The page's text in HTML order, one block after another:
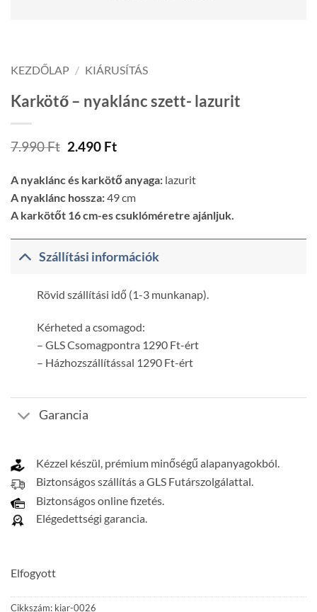
KEZDŐLAP / KIÁRUSÍTÁS
Karkötő – nyaklánc szett- lazurit
7.990Ft Original
was:
7.990 Ft.
2.490 FtCurrent
is:
2.490 Ft.
A nyaklánc és karkötő anyaga: lazurit
A nyaklánc hossza:49 cm
A karkötőt 16 cm-es csuklóméretre ajánljuk.
Szállítási információk
Rövid szállítási idő (1-3 munkanap).
Kérheted a csomagod:
– GLS Csomagpontra 1290 Ft-ért
– Házhozszállítással 1290 Ft-ért
Garancia
Kézzel készül, prémium minőségű alapanyagokból.
Biztonságos szállítás a GLS Futárszolgálattal.
Biztonságos online fizetés.
Elégedettségi garancia.
Elfogyott
Cikkszám: kiar-0026